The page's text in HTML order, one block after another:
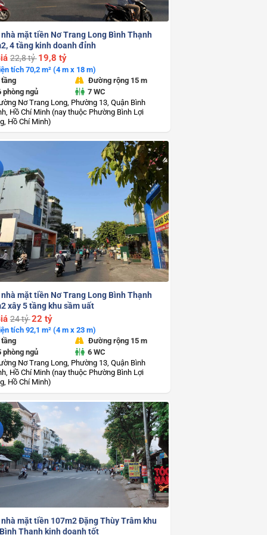
mặt tiền Nơ Trang Long Bình Thạnh
4 tầng kinh doanh đỉnh
22,8 tỷ 19,8 tỷ
tích 70,2 m² (4 m x 18 m)
tầng
Đường rộng 15 m
phòng ngủ
7 WC
Nơ Trang Long, Phường 13, Quận Bình
Hồ Chí Minh (nay thuộc Phường Bình Lợi
Hồ Chí Minh)
mặt tiền Nơ Trang Long Bình Thạnh
xây 5 tầng khu sầm uất
24 tỷ22 tỷ
tích 92,1 m² (4 m x 23 m)
tầng
Đường rộng 15 m
phòng ngủ
6 WC
Nơ Trang Long, Phường 13, Quận Bình
Hồ Chí Minh (nay thuộc Phường Bình Lợi
Hồ Chí Minh)
mặt tiền 107m2 Đặng Thùy Trâm khu
Thạnh kinh doanh tốt